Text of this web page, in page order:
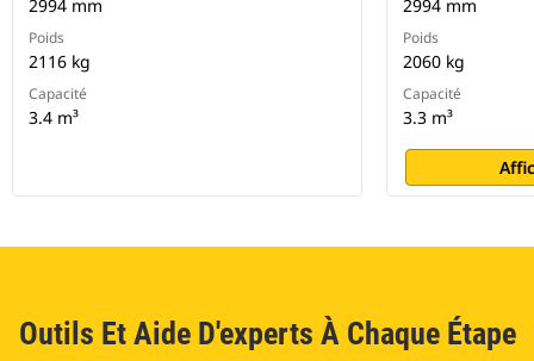
2994 mm
Poids
2116 kg
Capacité
3.4 m³
2994 mm
Poids
2060 kg
Capacité
3.3 m³
Outils Et Aide D'experts À Chaque Étape